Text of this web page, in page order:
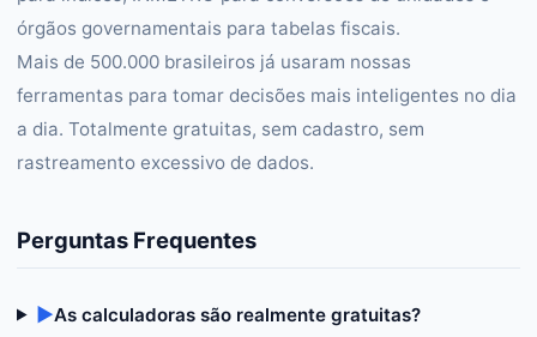
órgãos governamentais para tabelas fiscais.
Mais de 500.000 brasileiros já usaram nossas
ferramentas para tomar decisões mais inteligentes no dia
a dia. Totalmente gratuitas, sem cadastro, sem
rastreamento excessivo de dados.
Perguntas Frequentes
▶As calculadoras são realmente gratuitas?